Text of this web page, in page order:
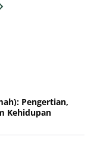
Pengertian,
Kehidupan